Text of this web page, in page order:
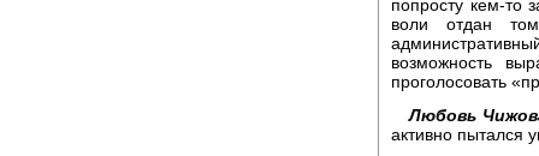
попросту кем-то
воли отдан
возможность
проголосовать
Любовь
активно пытался